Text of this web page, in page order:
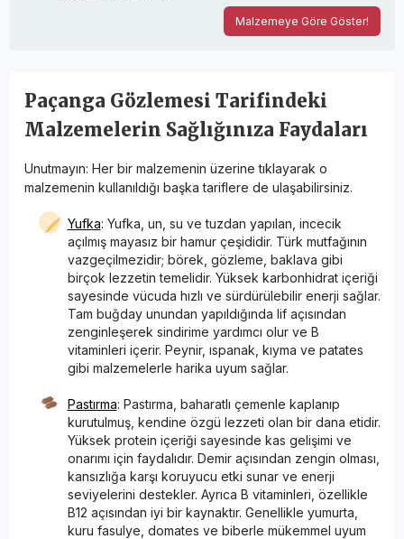
Malzemeye Göre Göster!
Paçanga Gözlemesi Tarifindeki
Malzemelerin Sağlığınıza Faydaları
Unutmayın: Her bir malzemenin üzerine tıklayarak o
malzemenin kullanıldığı başka tariflere de ulaşabilirsiniz.
Yufka: Yufka, un, su ve tuzdan yapılan, incecik
açılmış mayasız bir hamur çeşididir. Türk mutfağının
vazgeçilmezidir; börek, gözleme, baklava gibi
birçok lezzetin temelidir. Yüksek karbonhidrat içeriği
sayesinde vücuda hızlı ve sürdürülebilir enerji sağlar.
Tam buğday unundan yapıldığında lif açısından
zenginleşerek sindirime yardımcı olur ve B
vitaminleri içerir. Peynir, ıspanak, kıyma ve patates
gibi malzemelerle harika uyum sağlar.
Pastırma: Pastırma, baharatlı çemenle kaplanıp
kurutulmuş, kendine özgü lezzeti olan bir dana etidir.
Yüksek protein içeriği sayesinde kas gelişimi ve
onarımı için faydalıdır. Demir açısından zengin olması,
kansızlığa karşı koruyucu etki sunar ve enerji
seviyelerini destekler. Ayrıca B vitaminleri, özellikle
B12 açısından iyi bir kaynaktır. Genellikle yumurta,
kuru fasulye, domates ve biberle mükemmel uyum